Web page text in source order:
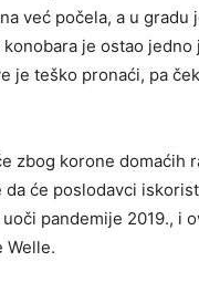
već počela, a u
je ostao
je teško pronaći, pa
zbog korone
da će poslodavci
pandemije 2019., i
Welle.